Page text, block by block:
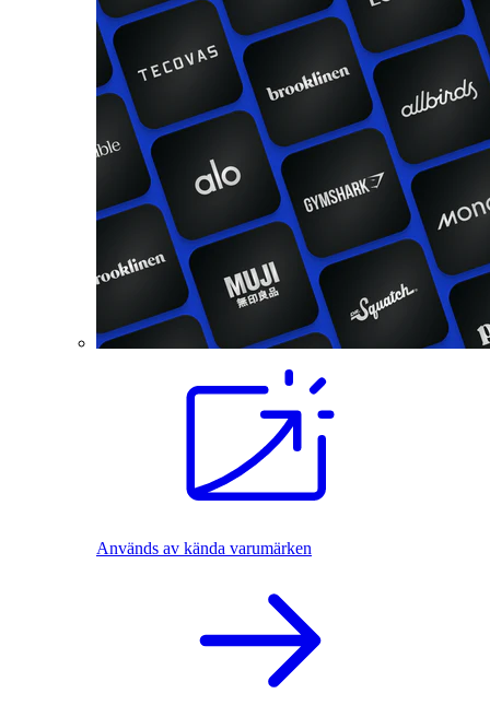
Används av kända varumärken